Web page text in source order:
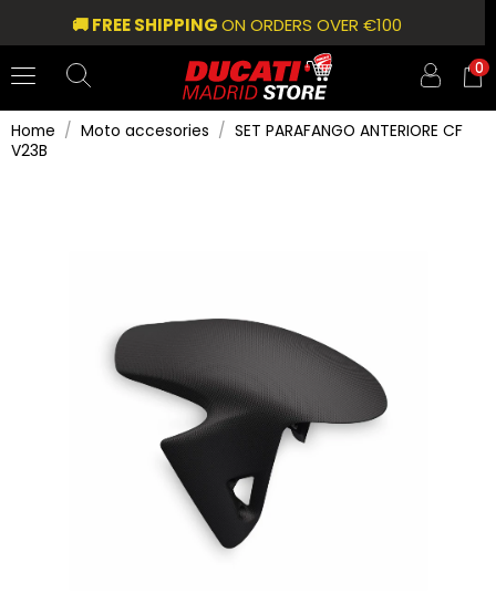
🚚 FREE SHIPPINGON ORDERS OVER €100
0
Home Moto accesories
SET PARAFANGO ANTERIORE CF
V23B